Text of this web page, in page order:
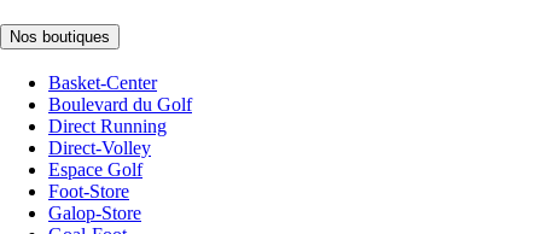
Nos boutiques
Basket-Center
Boulevard du Golf
Direct Running
Direct-Volley
Espace Golf
Foot-Store
Galop-Store